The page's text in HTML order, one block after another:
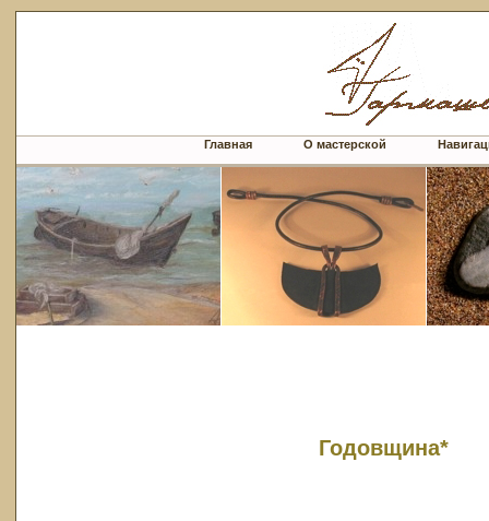
Главная О мастерской
Годовщина*